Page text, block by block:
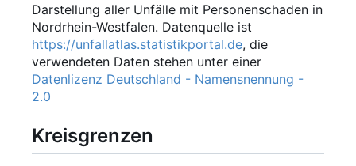
Darstellung aller Unfälle mit Personenschaden in
Nordrhein-Westfalen. Datenquelle ist
https://unfallatlas.statistikportal.de, die
verwendeten Daten stehen unter einer
Datenlizenz Deutschland - Namensnennung -
2.0
Kreisgrenzen